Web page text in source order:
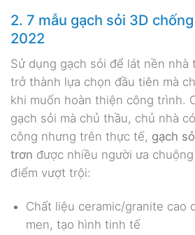
2. 7 mẫu gạch sỏi 3D
2022
Sử dụng gạch sỏi để lát nền nhà
trở thành lựa chọn đầu tiên mà
khi muốn hoàn thiện công trình.
gạch sỏi mà chủ thầu, chủ nhà
công nhưng trên thực tế, gạch
trơn được nhiều người ưa
điểm vượt trội:
Chất liệu ceramic/granite cao
men, tạo hình tinh tế